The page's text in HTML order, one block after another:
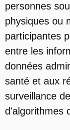
personnes
physiques ou
participantes
entre les
données
santé et aux
surveillance
d'algorithmes